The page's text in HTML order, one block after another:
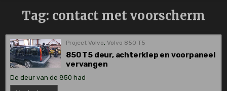
Tag: contact met voorscherm
Project Volvo,Volvo 850 T5
850 T5 deur, achterklep en voorpaneel
vervangen
De deur van de 850 had